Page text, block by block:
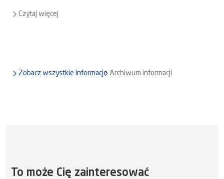
Czytaj więcej
Zobacz wszystkie informacje Archiwum informacji
To może Cię zainteresować